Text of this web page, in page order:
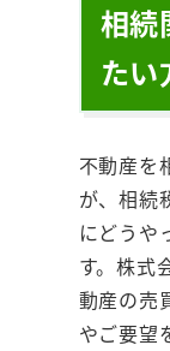
相続
たい
不動産を
が、相続
にどうや
す。株式
動産の売
やご要望